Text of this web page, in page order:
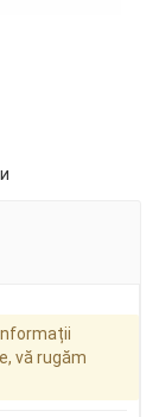
vă rugăm